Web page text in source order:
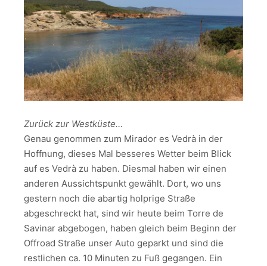
Zurück zur Westküste…
Genau genommen zum Mirador es Vedrà in der
Hoffnung, dieses Mal besseres Wetter beim Blick
auf es Vedrà zu haben. Diesmal haben wir einen
anderen Aussichtspunkt gewählt. Dort, wo uns
gestern noch die abartig holprige Straße
abgeschreckt hat, sind wir heute beim Torre de
Savinar abgebogen, haben gleich beim Beginn der
Offroad Straße unser Auto geparkt und sind die
restlichen ca. 10 Minuten zu Fuß gegangen. Ein